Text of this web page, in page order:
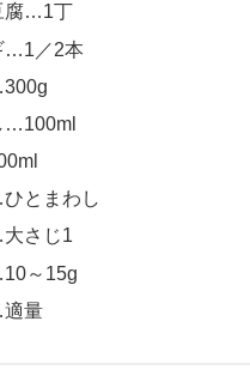
腐…1丁
…1／2本
…100ml
とまわし
さじ1
～15g
量